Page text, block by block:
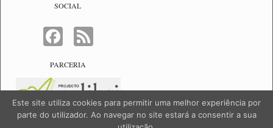
SOCIAL
FACEBOOK
PARCERIA
Este site utiliza cookies para permitir uma melhor experiência por
parte do utilizador. Ao navegar no site estará a consentir a sua